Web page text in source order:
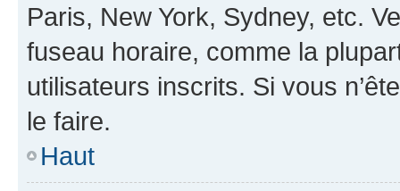
Paris, New York, Sydney, etc.
fuseau horaire, comme la
utilisateurs inscrits. Si vous
le faire.
Haut